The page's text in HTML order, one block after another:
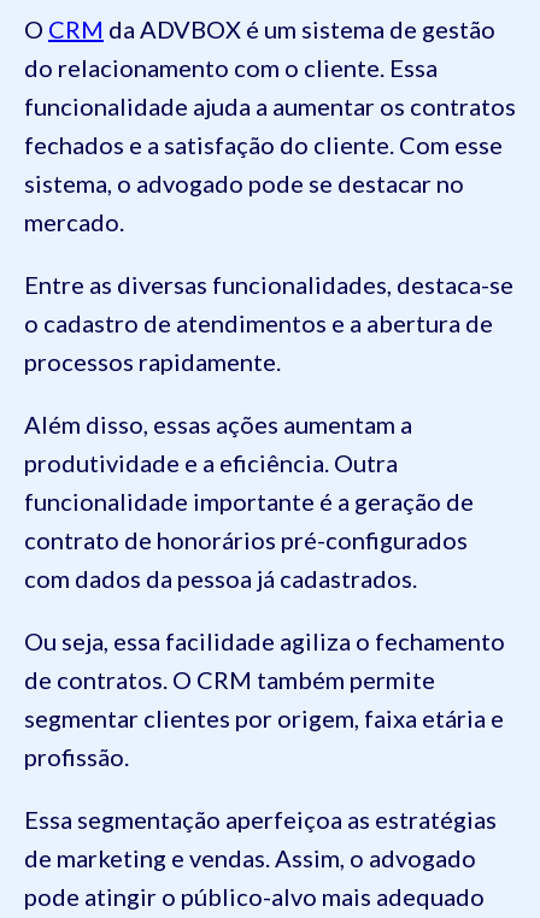
O CRM da ADVBOX é um sistema de gestão
do relacionamento com o cliente. Essa
funcionalidade ajuda a aumentar os contratos
fechados e a satisfação do cliente. Com esse
sistema, o advogado pode se destacar no
mercado.
Entre as diversas funcionalidades, destaca-se
o cadastro de atendimentos e a abertura de
processos rapidamente.
Além disso, essas ações aumentam a
produtividade e a eficiência. Outra
funcionalidade importante é a geração de
contrato de honorários pré-configurados
com dados da pessoa já cadastrados.
Ou seja, essa facilidade agiliza o fechamento
de contratos. O CRM também permite
segmentar clientes por origem, faixa etária e
profissão.
Essa segmentação aperfeiçoa as estratégias
de marketing e vendas. Assim, o advogado
pode atingir o público-alvo mais adequado